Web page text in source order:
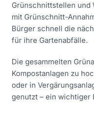
Grünschnittstellen
mit Grünschnitt-
Bürger schnell die
für ihre Gartenabfälle.
Die gesammelten
Kompostanlagen zu
oder in
genutzt – ein wichtiger